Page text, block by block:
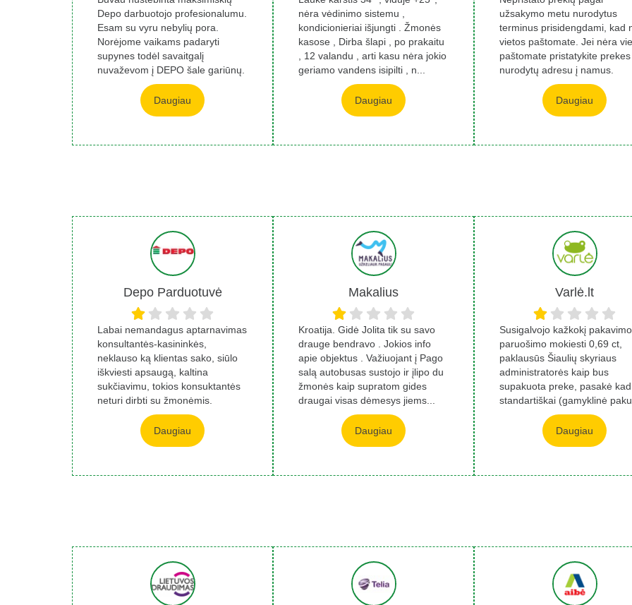
Depo darbuotojo profesionalumu.
Esam su vyru nebylių pora.
Norėjome vaikams padaryti
supynes todėl savaitgalį
nuvaževom į DEPO šale gariūnų.
Nuėjus į varžtų skyr...
Daugiau
nėra vėdinimo sistemu ,
kondicionieriai išjungti . Žmonės
kasose , Dirba šlapi , po prakaitu
, 12 valandu , arti kasu nėra jokio
geriamo vandens isipilti , n...
Daugiau
užsakymo metu nurodytus
terminus prisidengdami, kad
vietos paštomate. Jei nėra
paštomate pristatykite prekes
nurodytų adresu į namus.
Paskambinus nurodytu...
Daugiau
Depo Parduotuvė
Labai nemandagus aptarnavimas
konsultantės-kasininkės,
neklauso ką klientas sako, siūlo
iškviesti apsaugą, kaltina
sukčiavimu, tokios konsuktantės
neturi dirbti su žmonėmis.
Daugiau
Makalius
Kroatija. Gidė Jolita tik su savo
drauge bendravo . Jokios info
apie objektus . Važiuojant į Pago
salą autobusas sustojo ir įlipo du
žmonės kaip supratom gides
draugai visas dėmesys jiems...
Daugiau
Varlė.lt
Susigalvojo kažkokį
paruošimo mokiesti 0,69 ct,
paklausūs Šiaulių skyriaus
administratorės kaip bus
supakuota preke, pasakė kad
standartiškai (gamyklinė
vel paklausiau t...
Daugiau